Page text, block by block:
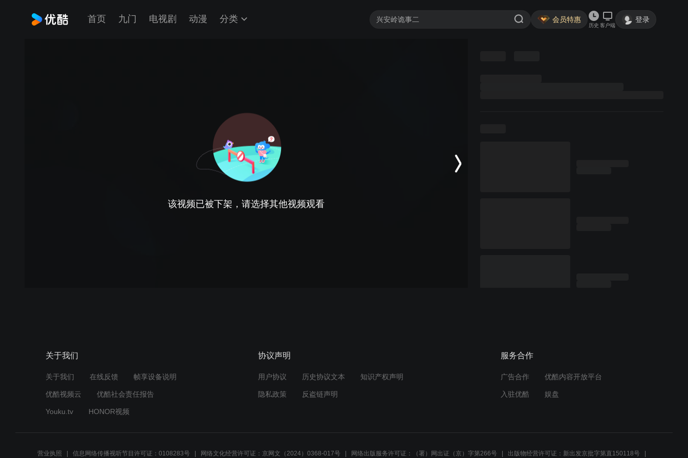
首页 九门 电视剧 动漫 分类 会员特惠
历史 客户端
登录
该视频已被下架，请选择其他视频观看
关于我们
关于我们 在线反馈 帧享设备说明
优酷视频云 优酷社会责任报告
Youku.tv HONOR视频
协议声明
用户协议 历史协议文本 知识产权声明
隐私政策 反盗链声明
服务合作
广告合作 优酷内容开放平台
入驻优酷 娱盘
营业执照 信息网络传播视听节目许可证：0108283号 网络文化经营许可证：京网文（2024）0368-017号 网络出版服务许可证：（署）网出证（京）字第266号 出版物经营许可证：新出发京批字第直150118号